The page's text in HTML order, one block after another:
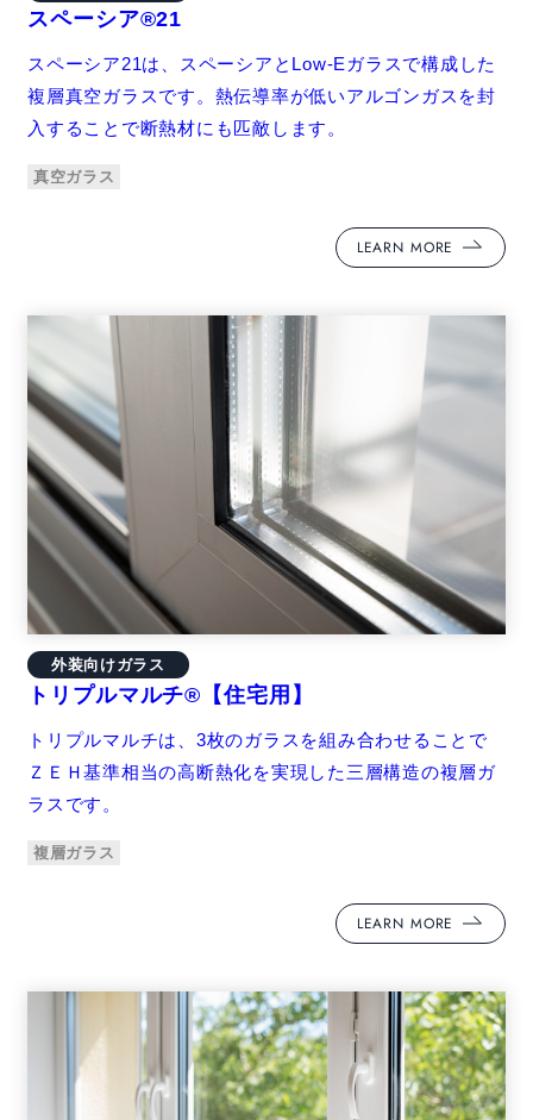
スペーシア®21
スペーシア21は、スペーシアとLow-Eガラスで構成した
複層真空ガラスです。熱伝導率が低いアルゴンガスを封
入することで断熱材にも匹敵します。
真空ガラス
LEARN MORE
トリプルマルチ®【住宅用】
外装向けガラス
トリプルマルチは、3枚のガラスを組み合わせることで
ＺＥＨ基準相当の高断熱化を実現した三層構造の複層ガ
ラスです。
複層ガラス
LEARN MORE